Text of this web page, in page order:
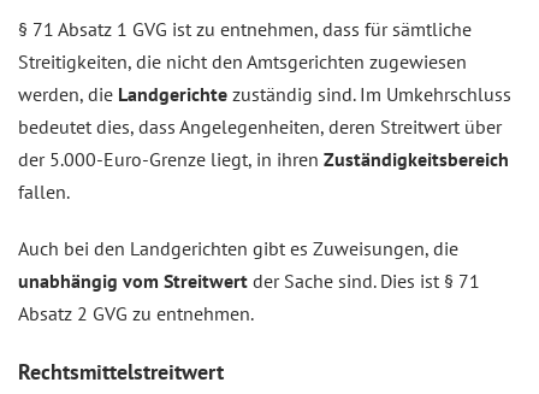
§ 71 Absatz 1 GVG ist zu entnehmen, dass für sämtliche
Streitigkeiten, die nicht den Amtsgerichten zugewiesen
werden, die Landgerichte zuständig sind. Im Umkehrschluss
bedeutet dies, dass Angelegenheiten, deren Streitwert über
der 5.000-Euro-Grenze liegt, in ihren Zuständigkeitsbereich
fallen.
Auch bei den Landgerichten gibt es Zuweisungen, die
unabhängig vom Streitwert der Sache sind. Dies ist § 71
Absatz 2 GVG zu entnehmen.
Rechtsmittelstreitwert